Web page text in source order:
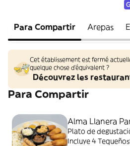
Para Compartir Arepas
Cet établissement est fermé
quelque chose d'équivalent ?
Découvrez les
Para Compartir
Alma Llanera
Plato de
Incluye 4